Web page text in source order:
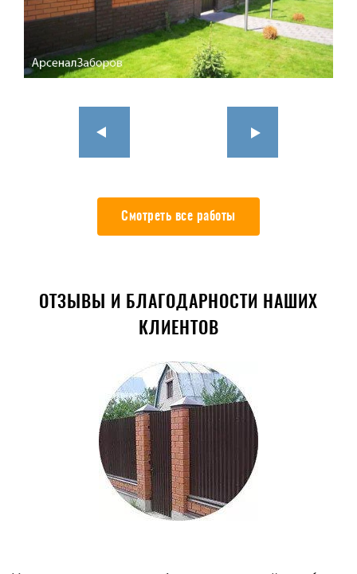
Смотреть все работы
ОТЗЫВЫ И БЛАГОДАРНОСТИ НАШИХ
КЛИЕНТОВ